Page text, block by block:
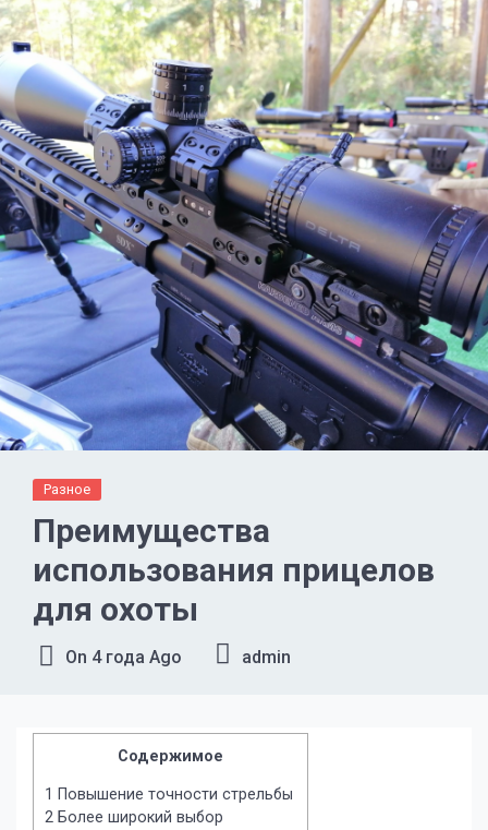
Разное
Преимущества
использования прицелов
для охоты
On 4 года Ago admin
Содержимое
1 Повышение точности стрельбы
2 Более широкий выбор